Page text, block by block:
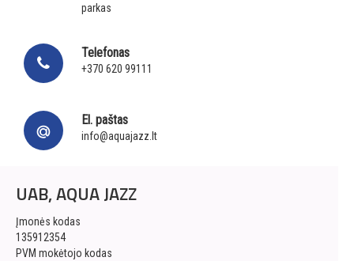
parkas
Telefonas
+370 620 99111
El. paštas
info@aquajazz.lt
UAB, AQUA JAZZ
Įmonės kodas
135912354
PVM mokėtojo kodas